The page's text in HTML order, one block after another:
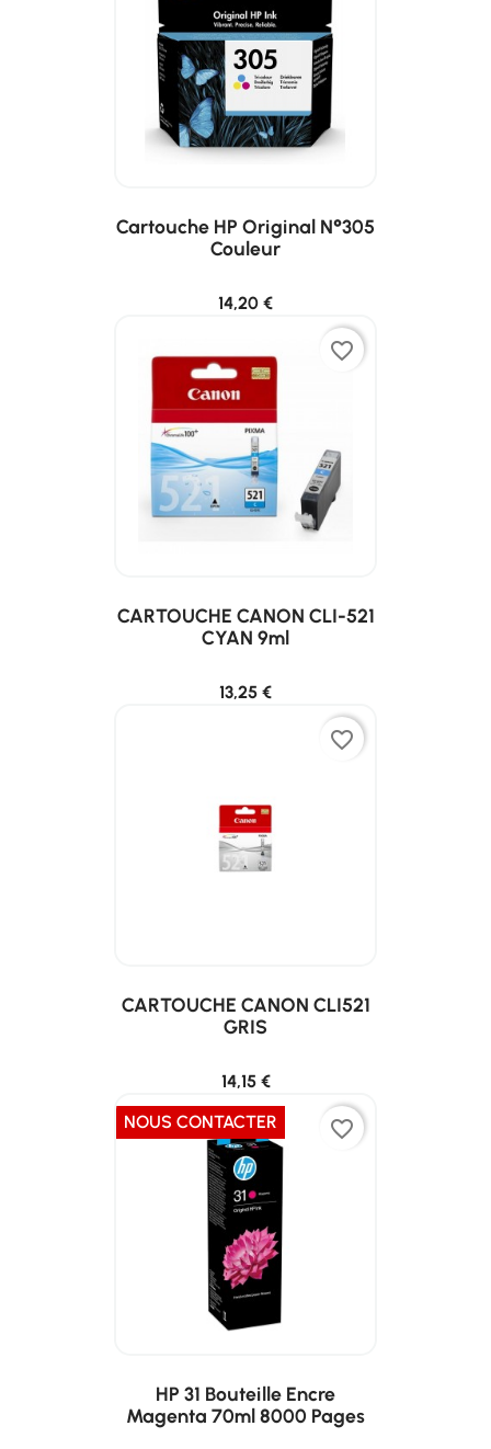
Cartouche HP Original N°305
Couleur
14,20 €
favorite_border
CARTOUCHE CANON CLI-521
CYAN 9ml
13,25 €
favorite_border
CARTOUCHE CANON CLI521
GRIS
14,15 €
NOUS CONTACTER
favorite_border
HP 31 Bouteille Encre
Magenta 70ml 8000 Pages